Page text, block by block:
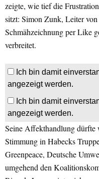
zeigte, wie tief die
sitzt: Simon Zunk, Leiter
Schmähzeichnung per Like
verbreitet.
Ich bin damit
angezeigt werden.
Ich bin damit
angezeigt werden.
Seine Affekthandlung dürfte
Stimmung in Habecks
Greenpeace, Deutsche
umgehend den